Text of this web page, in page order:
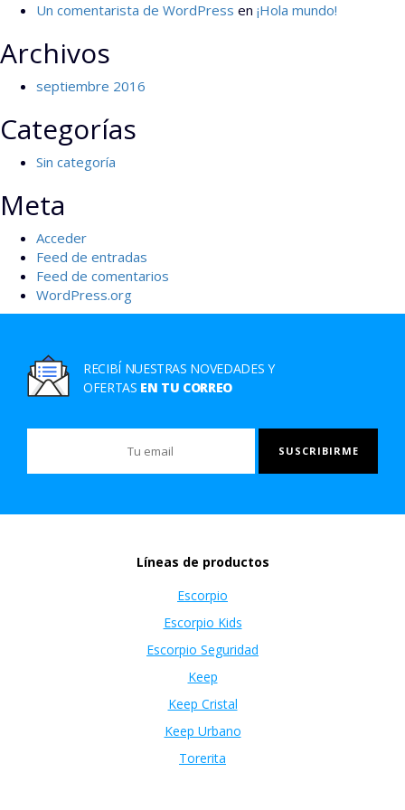
Un comentarista de WordPress en ¡Hola mundo!
Archivos
septiembre 2016
Categorías
Sin categoría
Meta
Acceder
Feed de entradas
Feed de comentarios
WordPress.org
RECIBÍ NUESTRAS NOVEDADES Y
OFERTAS EN TU CORREO
Líneas de productos
Escorpio
Escorpio Kids
Escorpio Seguridad
Keep
Keep Cristal
Keep Urbano
Torerita